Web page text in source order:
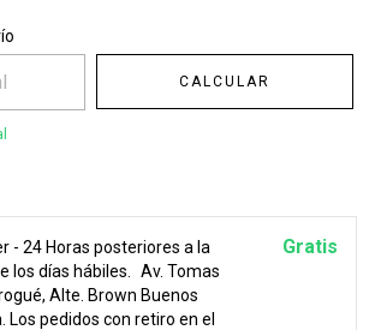
CALCULAR
- 24 Horas posteriores a la
los días hábiles.
Av. Tomas
Alte. Brown Buenos
Los pedidos con retiro en el
Gratis